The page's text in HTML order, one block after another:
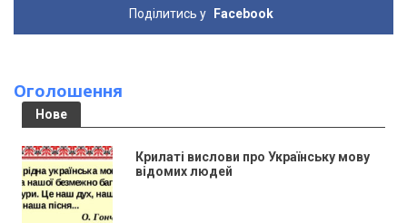
Поділитись у Facebook
Оголошення
Нове
Крилаті вислови про Українську мову
відомих людей